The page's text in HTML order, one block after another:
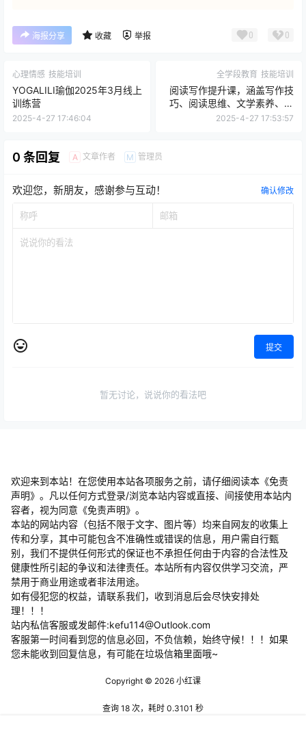
海报分享 收藏 举报 0 0
心理情感 技能培训
YOGALILI瑜伽2025年3月线上
训练营
2025-4-27 17:46:04
全学段教育 技能培训
阅读写作提升课，涵盖写作技
巧、阅读思维、文学素养、名
著精读、素材积累五大核心模
2025-4-27 17:53:57
0 条回复 A 文章作者 M 管理员
欢迎您，新朋友，感谢参与互动！ 确认修改
提交
暂无讨论，说说你的看法吧
欢迎来到本站！在您使用本站各项服务之前，请仔细阅读本《免责
声明》。凡以任何方式登录/浏览本站内容或直接、间接使用本站内
容者，视为同意《免责声明》。
本站的网站内容（包括不限于文字、图片等）均来自网友的收集上
传和分享，其中可能包含不准确性或错误的信息，用户需自行甄
别，我们不提供任何形式的保证也不承担任何由于内容的合法性及
健康性所引起的争议和法律责任。本站所有内容仅供学习交流，严
禁用于商业用途或者非法用途。
​如有侵犯您的权益，请联系我们，收到消息后会尽快安排处
理！！！
站内私信客服或发邮件:kefu114@Outlook.com
客服第一时间看到您的信息必回，不负信赖，始终守候！！！如果
您未能收到回复信息，有可能在垃圾信箱里面哦~
Copyright © 2026 小红课
查询 18 次，耗时 0.3101 秒